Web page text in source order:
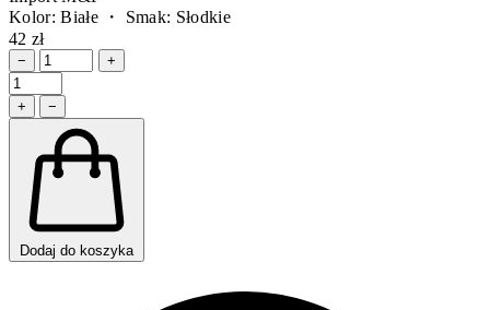
Kolor: Białe ・ Smak: Słodkie
42 zł
− +
+ −
Dodaj do koszyka